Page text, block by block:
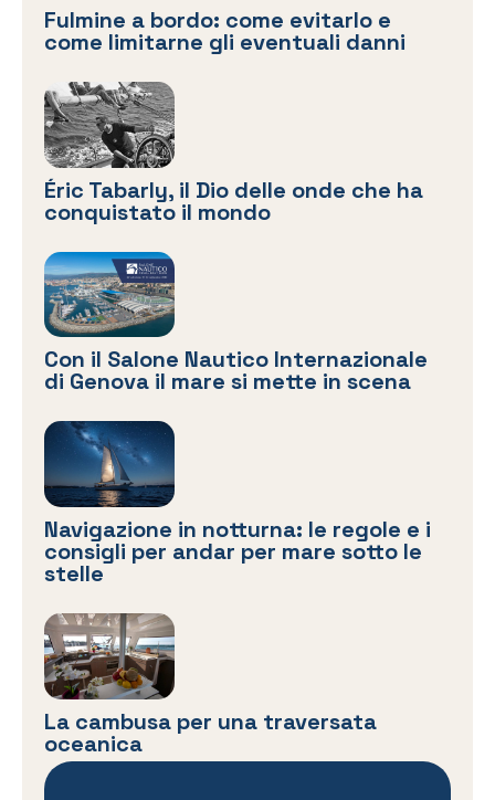
Fulmine a bordo: come evitarlo e
come limitarne gli eventuali danni
Éric Tabarly, il Dio delle onde che ha
conquistato il mondo
Con il Salone Nautico Internazionale
di Genova il mare si mette in scena
Navigazione in notturna: le regole e i
consigli per andar per mare sotto le
stelle
La cambusa per una traversata
oceanica